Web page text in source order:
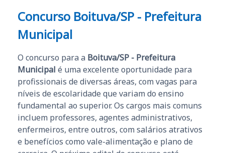
Concurso Boituva/SP - Prefeitura
Municipal
O concurso para a Boituva/SP - Prefeitura
Municipal é uma excelente oportunidade para
profissionais de diversas áreas, com vagas para
níveis de escolaridade que variam do ensino
fundamental ao superior. Os cargos mais comuns
incluem professores, agentes administrativos,
enfermeiros, entre outros, com salários atrativos
e benefícios como vale-alimentação e plano de